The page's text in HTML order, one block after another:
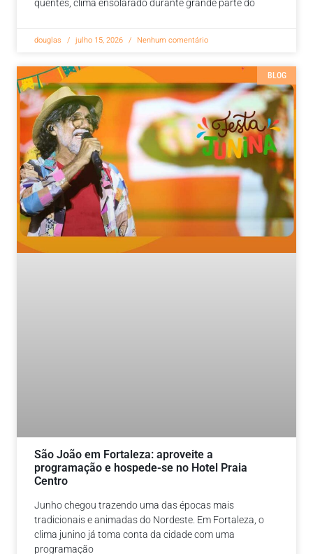
quentes, clima ensolarado durante grande parte do
douglas julho 15, 2026 Nenhum comentário
BLOG
São João em Fortaleza: aproveite a
programação e hospede-se no Hotel Praia
Centro
Junho chegou trazendo uma das épocas mais
tradicionais e animadas do Nordeste. Em Fortaleza, o
clima junino já toma conta da cidade com uma
programação